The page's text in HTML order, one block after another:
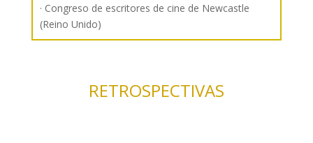
· Congreso de escritores de cine de Newcastle
(Reino Unido)
RETROSPECTIVAS